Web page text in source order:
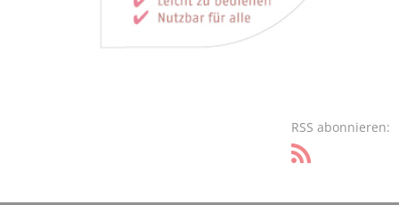
RSS abonnieren: